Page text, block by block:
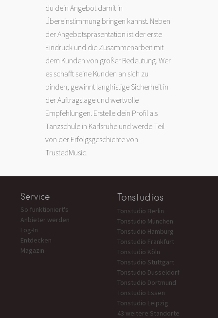
du dein Angebot damit in
Übereinstimmung bringen kannst. Neben
der Angebotspräsentation ist der erste
Eindruck und die Zusammenarbeit mit
dem Kunden von großer Bedeutung. Wer
es schafft seine Kunden an sich zu
binden, gewinnt langfristige Sicherheit in
der Auftragslage und wertvolle
Empfehlungen. Erstelle dein Profil als
Tanzschule in Karlsruhe und werde Teil
von der Erfolgsgeschichte von
TrustedMusic.
Service
So funktioniert's
Anbieter werden
Log-In
Entdecken
Magazin
Tonstudios
Tonstudio Berlin
Tonstudio München
Tonstudio Hamburg
Tonstudio Frankfurt
Tonstudio Köln
Tonstudio Stuttgart
Tonstudio Düsseldorf
Tonstudio Dortmund
Tonstudio Essen
Tonstudio Leipzig
43 weitere Standorte